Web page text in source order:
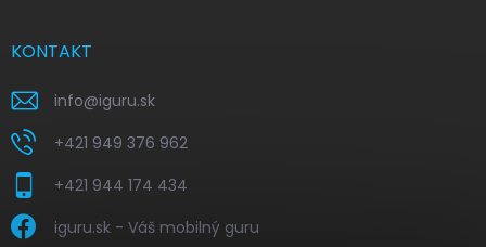
KONTAKT
info@iguru.sk
+421 949 376 962
+421 944 174 434
iguru.sk - Váš mobilný guru